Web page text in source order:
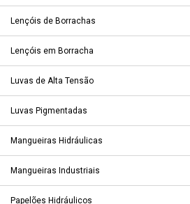
Lençóis de Borrachas
Lençóis em Borracha
Luvas de Alta Tensão
Luvas Pigmentadas
Mangueiras Hidráulicas
Mangueiras Industriais
Papelões Hidráulicos